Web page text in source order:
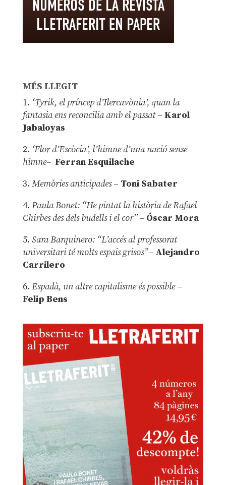
MÉS LLEGIT
1. ‘Tyrik, el príncep d’Ilercavònia’, quan la
fantasia ens reconcilia amb el passat– Karol
Jabaloyas
2. ‘Flor d’Escòcia’, l’himne d’una nació sense
himne– Ferran Esquilache
3. Memòries anticipades– Toni Sabater
4. Paula Bonet: “He pintat la història de Rafael
Chirbes des dels budells i el cor” –Óscar Mora
5. Sara Barquinero: “L’accés al professorat
universitari té molts espais grisos”– Alejandro
Carrilero
6. Espadà, un altre capitalisme és possible –
Felip Bens